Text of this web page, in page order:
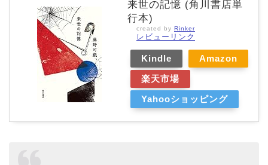
来世の記憶 (角川書店単
行本)
created by Rinker
レビューリンク
Kindle
Amazon
楽天市場
Yahooショッピング